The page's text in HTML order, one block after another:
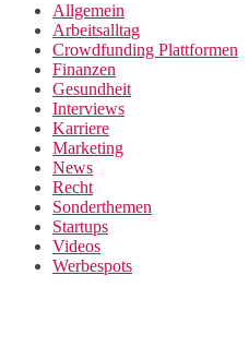
Allgemein
Arbeitsalltag
Crowdfunding Plattformen
Finanzen
Gesundheit
Interviews
Karriere
Marketing
News
Recht
Sonderthemen
Startups
Videos
Werbespots